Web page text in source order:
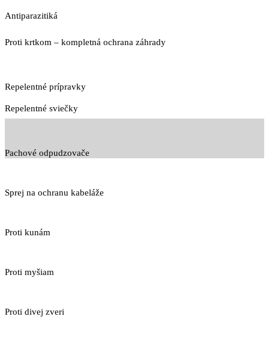
Antiparazitiká
Proti krtkom – kompletná ochrana záhrady
Repelentné prípravky
Repelentné sviečky
Pachové odpudzovače
Sprej na ochranu kabeláže
Proti kunám
Proti myšiam
Proti divej zveri